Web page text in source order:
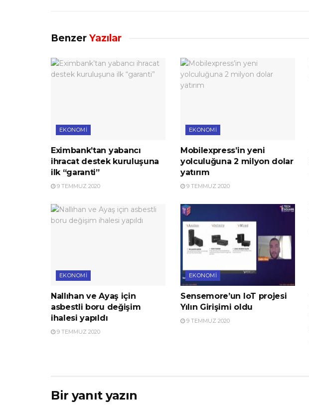
Benzer Yazılar
EKONOMI
Eximbank’tan yabancı
ihracat destek kuruluşuna
ilk “garanti”
9 TEMMUZ 2020
EKONOMI
Mobilexpress’in yeni
yolculuğuna 2 milyon dolar
yatırım
9 TEMMUZ 2020
EKONOMI
Nallıhan ve Ayaş için
asbestli boru değişim
ihalesi yapıldı
9 TEMMUZ 2020
EKONOMI
Sensemore’un IoT projesi
Yılın Girişimi oldu
9 TEMMUZ 2020
Bir yanıt yazın